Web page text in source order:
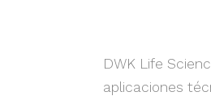
DWK Life
aplicaciones